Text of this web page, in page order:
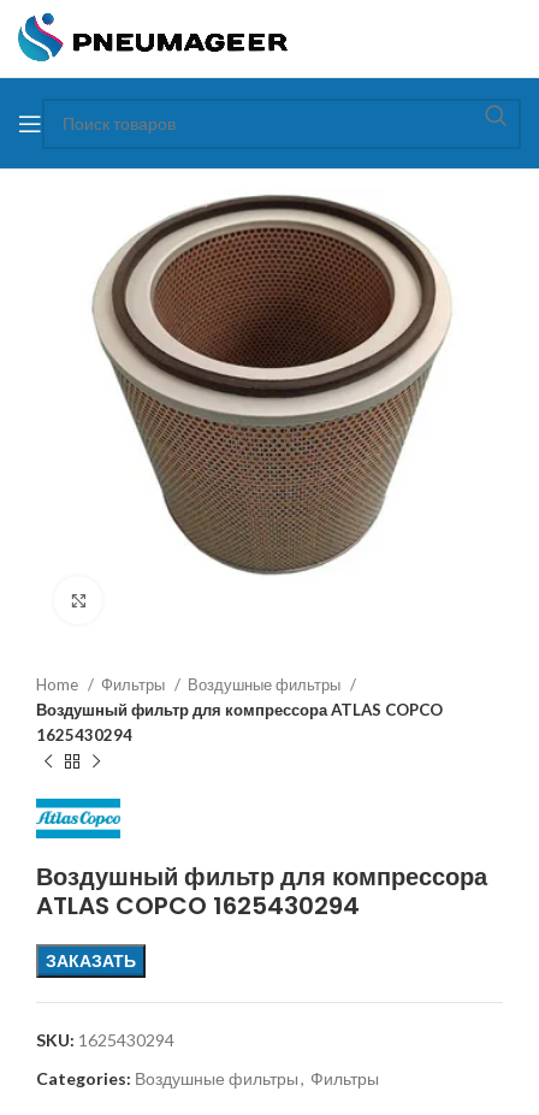
Home Фильтры
Воздушные фильтры
Воздушный фильтр для компрессора ATLAS COPCO
1625430294
Воздушный фильтр для компрессора
ATLAS COPCO 1625430294
ЗАКАЗАТЬ
SKU: 1625430294
Categories: Воздушные фильтры, Фильтры